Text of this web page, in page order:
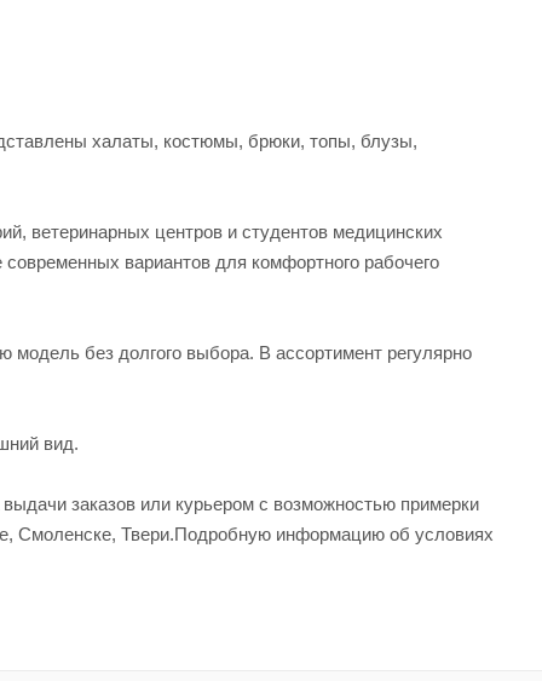
халаты, костюмы, брюки, топы, блузы,
ветеринарных центров и студентов медицинских
вариантов для комфортного рабочего
модель без долгого выбора. В ассортимент регулярно
вид.
заказов или курьером с возможностью примерки
Смоленске, Твери.Подробную информацию об условиях